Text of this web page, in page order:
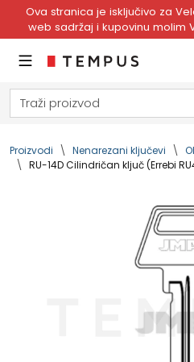
Ova stranica je isključivo za
web sadržaj i kupovinu molim
Proizvodi Nenarezani ključevi
RU-14D Cilindričan ključ (Errebi